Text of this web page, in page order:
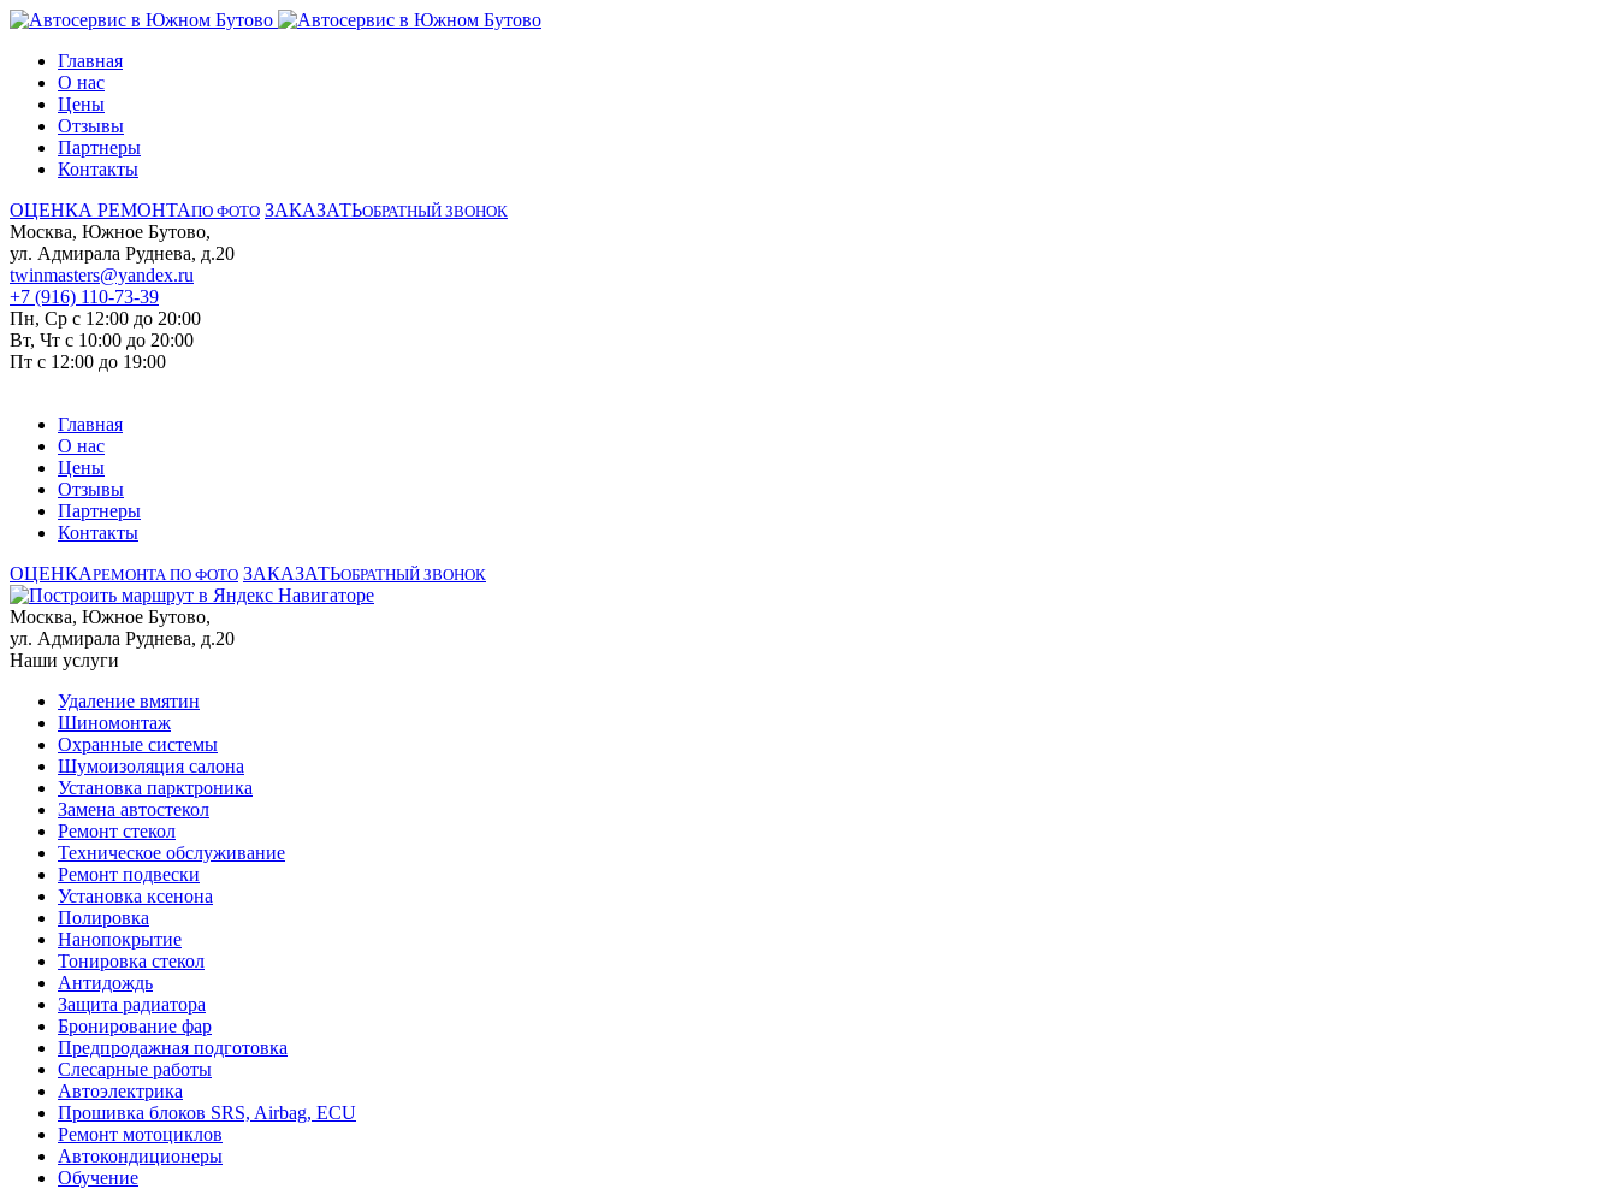
Главная
О нас
Цены
Отзывы
Партнеры
Контакты
ОЦЕНКА РЕМОНТАПО ФОТО ЗАКАЗАТЬОБРАТНЫЙ ЗВОНОК
Москва, Южное Бутово,
ул. Адмирала Руднева, д.20
twinmasters@yandex.ru
+7 (916) 110-73-39
Пн, Ср с 12:00 до 20:00
Вт, Чт с 10:00 до 20:00
Пт с 12:00 до 19:00
Главная
О нас
Цены
Отзывы
Партнеры
Контакты
ОЦЕНКАРЕМОНТА ПО ФОТО ЗАКАЗАТЬОБРАТНЫЙ ЗВОНОК
Москва, Южное Бутово,
ул. Адмирала Руднева, д.20
Наши услуги
Удаление вмятин
Шиномонтаж
Охранные системы
Шумоизоляция салона
Установка парктроника
Замена автостекол
Ремонт стекол
Техническое обслуживание
Ремонт подвески
Установка ксенона
Полировка
Нанопокрытие
Тонировка стекол
Антидождь
Защита радиатора
Бронирование фар
Предпродажная подготовка
Слесарные работы
Автоэлектрика
Прошивка блоков SRS, Airbag, ECU
Ремонт мотоциклов
Автокондиционеры
Обучение